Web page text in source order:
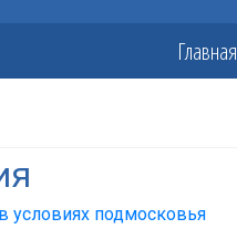
Главная
условиях подмосковья